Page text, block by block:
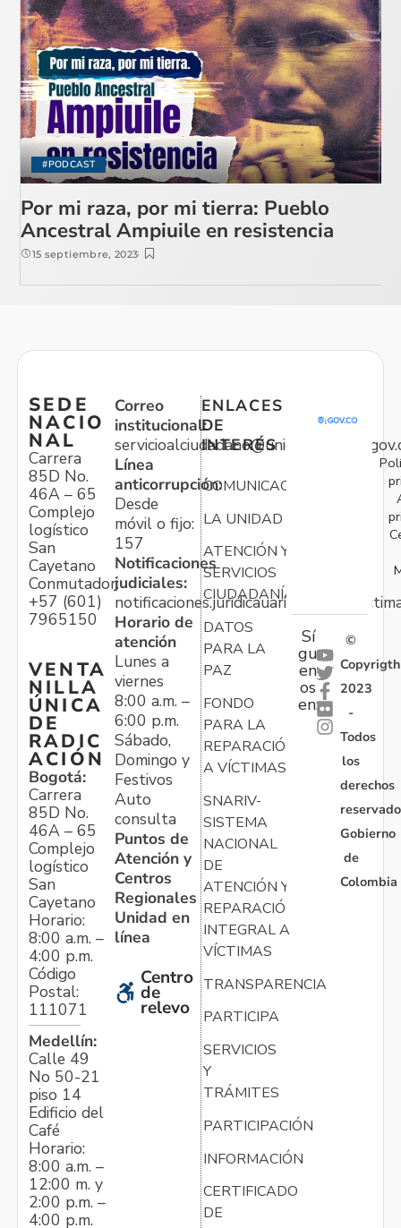
#PODCAST
Por mi raza, por mi tierra: Pueblo
Ancestral Ampiuile en resistencia
15 septiembre, 2023
SEDE
NACIO
NAL
Carrera
85D No.
46A – 65
Complejo
logístico
San
Cayetano
Conmutador:
+57 (601)
7965150
VENTA
NILLA
ÚNICA
DE
RADIC
ACIÓN
Bogotá:
Carrera
85D No.
46A – 65
Complejo
logístico
San
Cayetano
Horario:
8:00 a.m. –
4:00 p.m.
Código
Postal:
111071
Medellín:
Calle 49
No 50-21
piso 14
Edificio del
Café
Horario:
8:00 a.m. –
12:00 m. y
2:00 p.m. –
4:00 p.m.
Correo
institucional:
Línea
anticorrupción:
Desde
móvil o fijo:
157
Notificaciones
judiciales:
Horario de
atención
Lunes a
viernes
8:00 a.m. –
6:00 p.m.
Sábado,
Domingo y
Festivos
Auto
consulta
Puntos de
Atención y
Centros
Regionales
Unidad en
línea
Centro
de
relevo
ENLACES
DE
INTERÉS
COMUNICACIONES
LA UNIDAD
ATENCIÓN Y
SERVICIOS
CIUDADANÍA
DATOS
PARA LA
PAZ
FONDO
PARA LA
REPARACIÓN
A VÍCTIMAS
SNARIV-
SISTEMA
NACIONAL
DE
ATENCIÓN Y
REPARACIÓN
INTEGRAL A
VÍCTIMAS
TRANSPARENCIA
PARTICIPA
SERVICIOS
Y
TRÁMITES
PARTICIPACIÓN
INFORMACIÓN
CERTIFICADO
DE
Sí
gu
en
os
en:
©
Copyrigth
2023
-
Todos
los
derechos
Gobierno
de
Colombia